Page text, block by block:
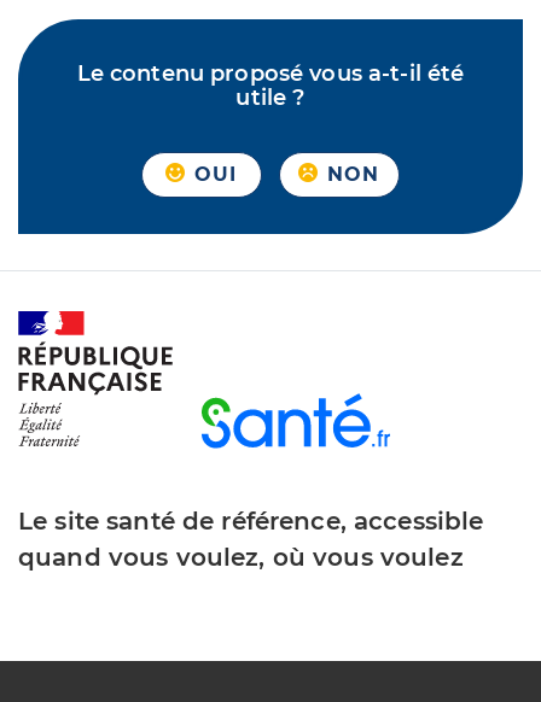
Le contenu proposé vous a-t-il été
utile ?
OUI NON
Le site santé de référence, accessible
quand vous voulez, où vous voulez